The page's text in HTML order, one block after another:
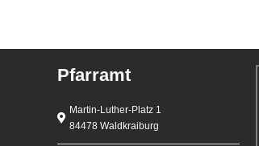
Pfarramt
Martin-Luther-Platz 1
84478 Waldkraiburg